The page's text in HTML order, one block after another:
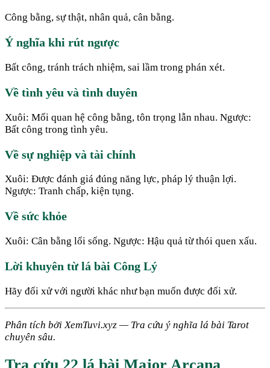
Công bằng, sự thật, nhân quả, cân bằng.
Ý nghĩa khi rút ngược
Bất công, tránh trách nhiệm, sai lầm trong phán xét.
Về tình yêu và tình duyên
Xuôi: Mối quan hệ công bằng, tôn trọng lẫn nhau. Ngược:
Bất công trong tình yêu.
Về sự nghiệp và tài chính
Xuôi: Được đánh giá đúng năng lực, pháp lý thuận lợi.
Ngược: Tranh chấp, kiện tụng.
Về sức khỏe
Xuôi: Cân bằng lối sống. Ngược: Hậu quả từ thói quen xấu.
Lời khuyên từ lá bài Công Lý
Hãy đối xử với người khác như bạn muốn được đối xử.
Phân tích bởi XemTuvi.xyz — Tra cứu ý nghĩa lá bài Tarot
chuyên sâu.